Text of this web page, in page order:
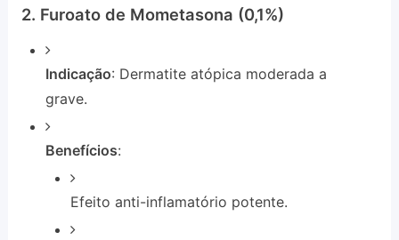
2. Furoato de Mometasona (0,1%)
Indicação: Dermatite atópica moderada a
grave.
Benefícios:
Efeito anti-inflamatório potente.